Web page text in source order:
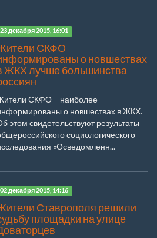
23 декабря 2015, 16:01
СКФО
о новшествах
ЖКХ лучше большинства
СКФО – наиболее
о новшествах в ЖКХ.
этом свидетельствуют результаты
социологического
«Осведомленн...
02 декабря 2015, 14:16
Ставрополя решили
площадки на улице